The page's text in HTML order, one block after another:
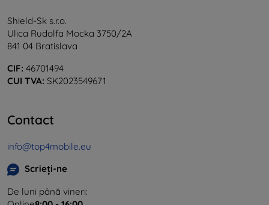
Shield-Sk s.r.o.
Ulica Rudolfa Mocka 3750/2A
841 04 Bratislava
CIF: 46701494
CUI TVA: SK2023549671
Contact
info@top4mobile.eu
Scrieți-ne
De luni până vineri: